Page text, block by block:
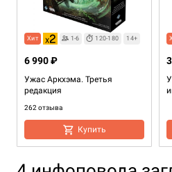
Хит 1-6 120-180 14+
Ужас Аркхэма. Третья
редакция
262 отзыва
6 990 ₽
Купить